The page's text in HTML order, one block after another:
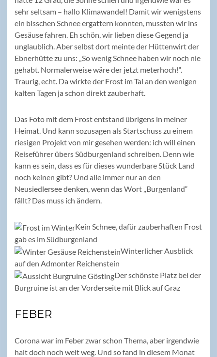
sehr seltsam – hallo Klimawandel! Damit wir wenigstens
ein bisschen Schnee ergattern konnten, mussten wir ins
Gesäuse fahren. Eh schön, wir lieben diese Gegend ja
unglaublich. Aber selbst dort meinte der Hüttenwirt der
Ebnerhütte zu uns: „So wenig Schnee haben wir noch nie
gehabt. Normalerweise wäre der jetzt meterhoch!“.
Traurig, echt. Da wirkte der Frost im Tal an den wenigen
kalten Tagen ja schon direkt zauberhaft.
Das Foto mit dem Frost entstand übrigens in meiner
Heimat. Und kann sozusagen als Startschuss zu einem
riesigen Projekt von mir gesehen werden: ich will einen
Reiseführer übers Südburgenland schreiben. Denn wie
kann es sein, dass es für dieses wunderbare Stück Land
noch keinen gibt? Und alle immer nur an den
Neusiedlersee denken, wenn das Wort „Burgenland“
fällt? Das muss ich ändern.
Kein Schnee, dafür zauberhaften Frost
gab es im Südburgenland
Winterlicher Ausblick
auf den Admonter Reichenstein
Der schönste Platz bei der
Burgruine ist an der Vorderseite mit Blick auf Graz
FEBER
Corona war im Feber zwar schon Thema, aber irgendwie
halt doch noch weit weg. Und so fand in diesem Monat